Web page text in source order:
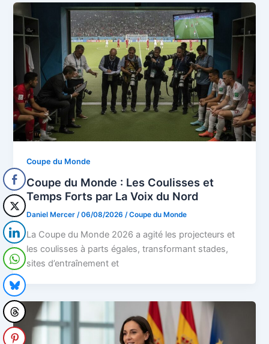
Coupe du Monde
Coupe du Monde : Les Coulisses et
Temps Forts par La Voix du Nord
Daniel Mercer/06/08/2026/Coupe du Monde
La Coupe du Monde 2026 a agité les projecteurs et
les coulisses à parts égales, transformant stades,
sites d’entraînement et